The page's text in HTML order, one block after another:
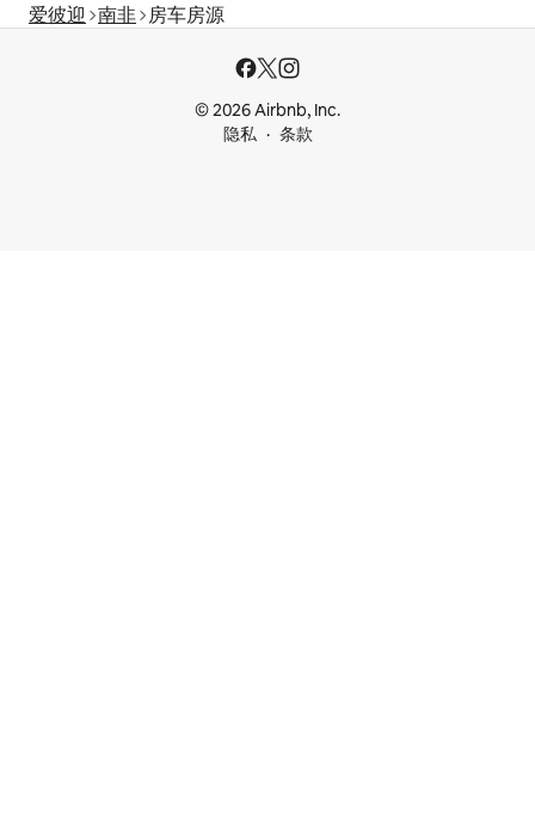
爱彼迎 南非 房车房源
© 2026 Airbnb, Inc.
隐私
条款